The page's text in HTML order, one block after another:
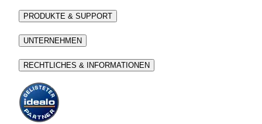
PRODUKTE & SUPPORT
UNTERNEHMEN
RECHTLICHES & INFORMATIONEN